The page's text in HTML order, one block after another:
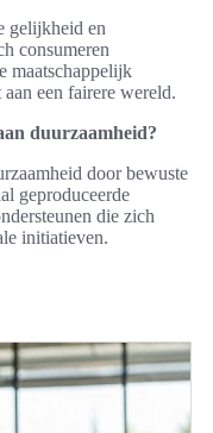
gelijkheid en
consumeren
maatschappelijk
een fairere wereld.
duurzaamheid?
door bewuste
geproduceerde
die zich
initiatieven.